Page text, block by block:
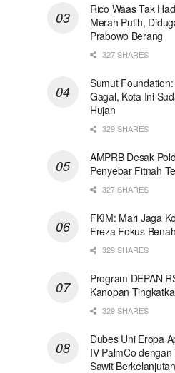
Rico Waas Tak
Merah Putih,
Prabowo Berang
327 SHARES
Sumut
Gagal, Kota Ini
Hujan
329 SHARES
AMPRB Desak
Penyebar Fitnah
327 SHARES
FKIM: Mari Jaga
Freza Fokus
329 SHARES
Program DEPAN
Kanopan
329 SHARES
Dubes Uni Eropa
IV PalmCo
Sawit Berkelanjutan